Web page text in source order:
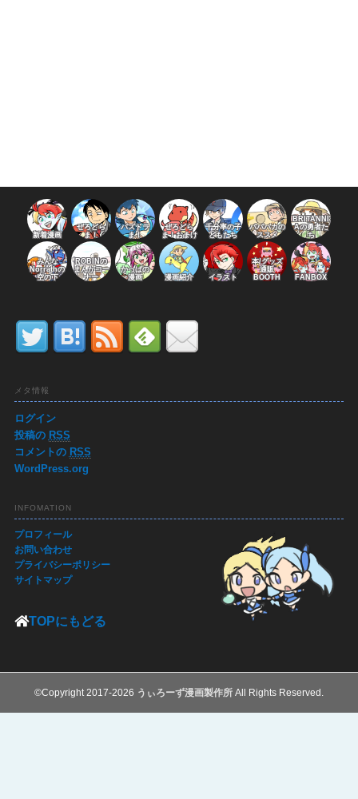
新着漫画
ぜろどら
ま！
パズドラ
ま！
ぜろどら
ま！おまけ
千分率の子
どもたち
パパバカの
ススメ
BRITANNI
Aの勇者た
ち
みんな
Norrathの
空の下
ROBINの
まんがコー
ナー
かっぱの
漫画
漫画紹介 イラスト
本/グッズ
通販
BOOTH
FANBOX
メタ情報
ログイン
投稿の RSS
コメントの RSS
WordPress.org
INFOMATION
プロフィール
お問い合わせ
プライバシーポリシー
サイトマップ
TOPにもどる
©Copyright 2017-2026 うぃろーず漫画製作所 All Rights Reserved.